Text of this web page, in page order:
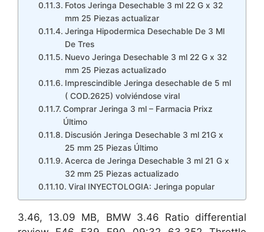
Fotos Jeringa Desechable 3 ml 22 G x 32
mm 25 Piezas actualizar
Jeringa Hipodermica Desechable De 3 Ml
De Tres
Nuevo Jeringa Desechable 3 ml 22 G x 32
mm 25 Piezas actualizado
Imprescindible Jeringa desechable de 5 ml
( COD.2625) volviéndose viral
Comprar Jeringa 3 ml – Farmacia Prixz
Último
Discusión Jeringa Desechable 3 ml 21G x
25 mm 25 Piezas Último
Acerca de Jeringa Desechable 3 ml 21 G x
32 mm 25 Piezas actualizado
Viral INYECTOLOGIA: Jeringa popular
3.46, 13.09 MB, BMW 3.46 Ratio differential